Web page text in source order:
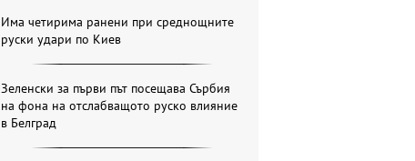
Има четирима ранени при среднощните
руски удари по Киев
Зеленски за първи път посещава Сърбия
на фона на отслабващото руско влияние
в Белград